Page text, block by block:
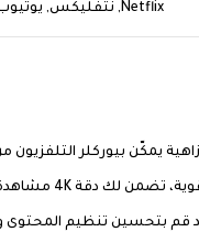
Netflix, نتفليكس, يوتيوب, YouTube, فيديو أمازون الفوري
يمكّن بيوركلر
تنظيم المحتوى